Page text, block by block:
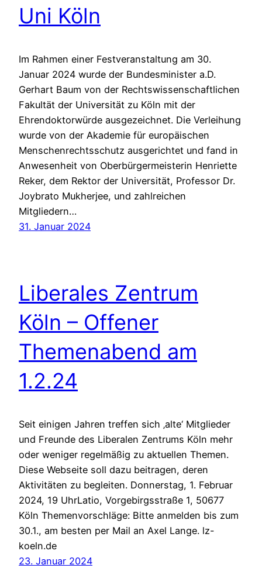
Uni Köln
Im Rahmen einer Festveranstaltung am 30.
Januar 2024 wurde der Bundesminister a.D.
Gerhart Baum von der Rechtswissenschaftlichen
Fakultät der Universität zu Köln mit der
Ehrendoktorwürde ausgezeichnet. Die Verleihung
wurde von der Akademie für europäischen
Menschenrechtsschutz ausgerichtet und fand in
Anwesenheit von Oberbürgermeisterin Henriette
Reker, dem Rektor der Universität, Professor Dr.
Joybrato Mukherjee, und zahlreichen
Mitgliedern…
31. Januar 2024
Liberales Zentrum
Köln – Offener
Themenabend am
1.2.24
Seit einigen Jahren treffen sich ‚alte‘ Mitglieder
und Freunde des Liberalen Zentrums Köln mehr
oder weniger regelmäßig zu aktuellen Themen.
Diese Webseite soll dazu beitragen, deren
Aktivitäten zu begleiten. Donnerstag, 1. Februar
2024, 19 UhrLatio, Vorgebirgsstraße 1, 50677
Köln Themenvorschläge: Bitte anmelden bis zum
30.1., am besten per Mail an Axel Lange. lz-
koeln.de
23. Januar 2024